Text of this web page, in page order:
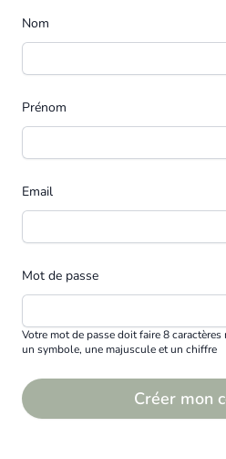
Nom
Prénom
Email
Mot de passe
Votre mot de passe doit faire 8
un symbole, une majuscule et un chiffre
Créer mon